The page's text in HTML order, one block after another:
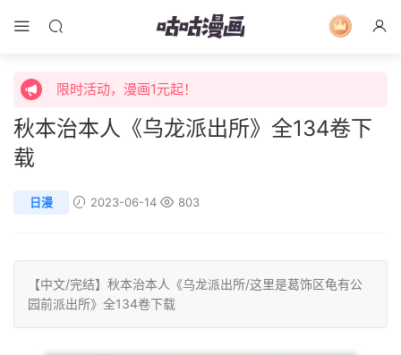
限时活动，漫画1元起！
限时活动，漫画1元起！
限时特价购买终身会员享受全站免费体验！
秋本治本人《乌龙派出所》全134卷下
载
日漫 2023-06-14 803
【中文/完结】 秋本治本人 《乌龙派出所/这里是葛饰区龟有公
园前派出所》全134卷下载